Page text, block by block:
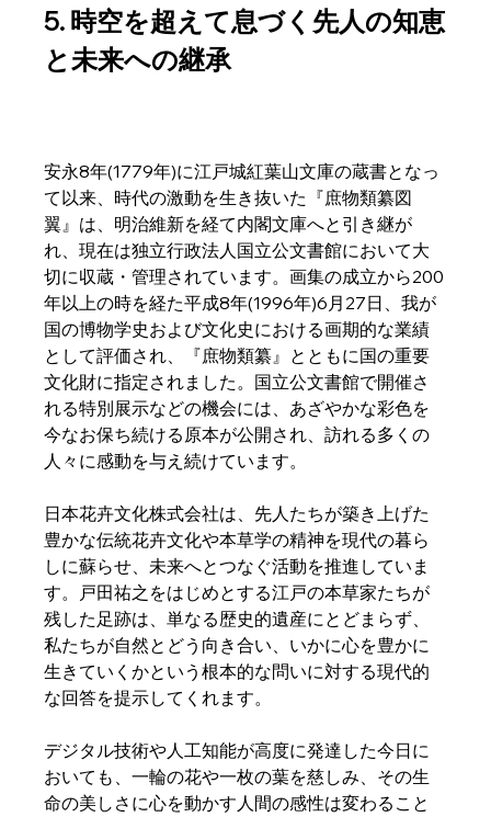
5. 時空を超えて息づく先人の知恵
と未来への継承
安永8年(1779年)に江戸城紅葉山文庫の蔵書となっ
て以来、時代の激動を生き抜いた『庶物類纂図
翼』は、明治維新を経て内閣文庫へと引き継が
れ、現在は独立行政法人国立公文書館において大
切に収蔵・管理されています。画集の成立から200
年以上の時を経た平成8年(1996年)6月27日、我が
国の博物学史および文化史における画期的な業績
として評価され、『庶物類纂』とともに国の重要
文化財に指定されました。国立公文書館で開催さ
れる特別展示などの機会には、あざやかな彩色を
今なお保ち続ける原本が公開され、訪れる多くの
人々に感動を与え続けています。
日本花卉文化株式会社は、先人たちが築き上げた
豊かな伝統花卉文化や本草学の精神を現代の暮ら
しに蘇らせ、未来へとつなぐ活動を推進していま
す。戸田祐之をはじめとする江戸の本草家たちが
残した足跡は、単なる歴史的遺産にとどまらず、
私たちが自然とどう向き合い、いかに心を豊かに
生きていくかという根本的な問いに対する現代的
な回答を提示してくれます。
デジタル技術や人工知能が高度に発達した今日に
おいても、一輪の花や一枚の葉を慈しみ、その生
命の美しさに心を動かす人間の感性は変わること